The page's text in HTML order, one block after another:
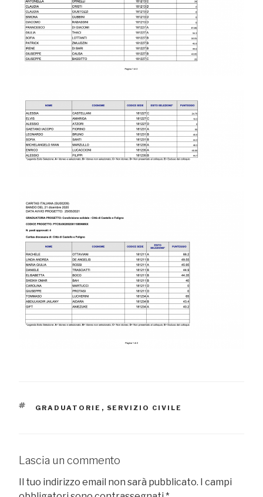
TAG
GRADUATORIE , SERVIZIO CIVILE
Lascia un commento
Il tuo indirizzo email non sarà pubblicato.
I campi